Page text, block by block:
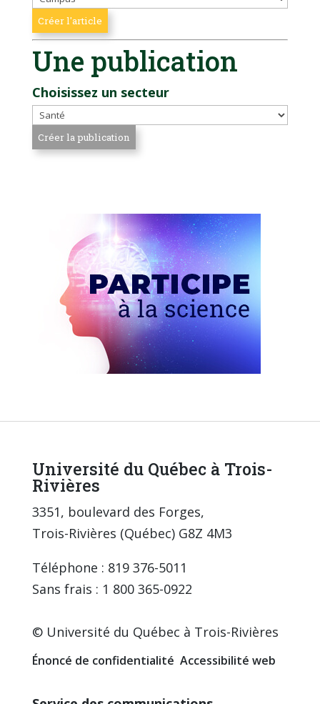
Une publication
Choisissez un secteur
Université du Québec à Trois-
Rivières
3351, boulevard des Forges,
Trois-Rivières (Québec) G8Z 4M3
Téléphone : 819 376-5011
Sans frais : 1 800 365-0922
© Université du Québec à Trois-Rivières
Énoncé de confidentialité Accessibilité web